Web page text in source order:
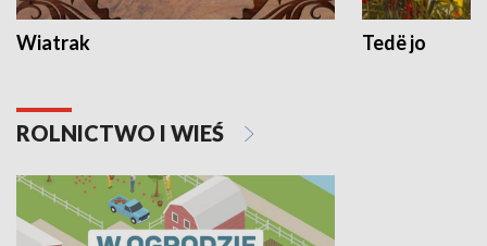
Wiatrak Tedë jo
ROLNICTWO I WIEŚ